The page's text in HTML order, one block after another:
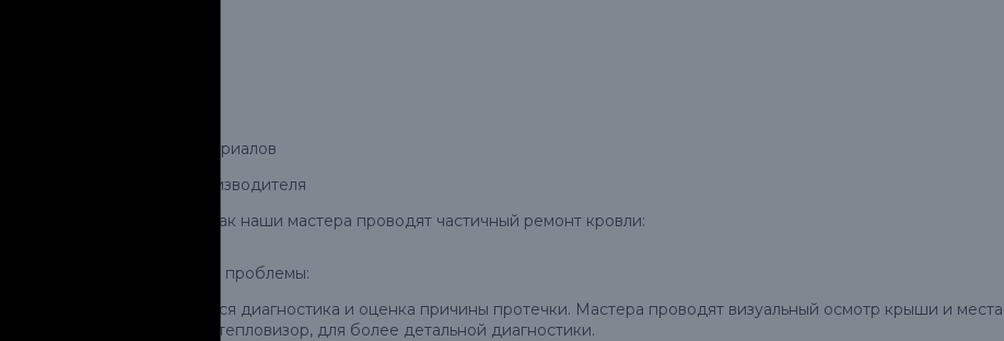
Расчет и подбор материалов
Оптовые цены от производителя
Вот общий процесс, как наши мастера проводят частичный ремонт кровли:
Диагностика и оценка проблемы:
Первым шагом является диагностика и оценка причины протечки. Мастера проводят визуальный осмотр крыши и места
такие как камера или тепловизор, для более детальной диагностики.